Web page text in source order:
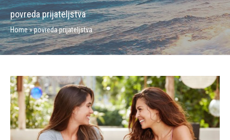
povreda prijateljstva
Home»povreda prijateljstva